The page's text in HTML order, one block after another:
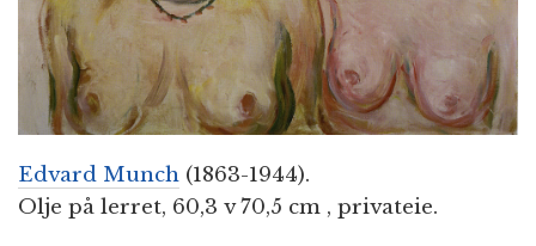
Edvard Munch (1863-1944).
Olje på lerret, 60,3 v 70,5 cm , privateie.